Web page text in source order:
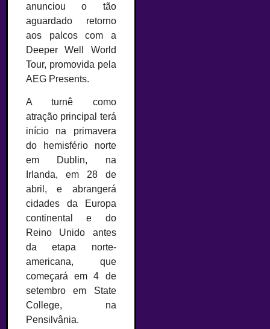
anunciou o tão
aguardado retorno
aos palcos com a
Deeper Well World
Tour, promovida pela
AEG Presents.
A turnê como
atração principal terá
início na primavera
do hemisfério norte
em Dublin, na
Irlanda, em 28 de
abril, e abrangerá
cidades da Europa
continental e do
Reino Unido antes
da etapa norte-
americana, que
começará em 4 de
setembro em State
College, na
Pensilvânia.